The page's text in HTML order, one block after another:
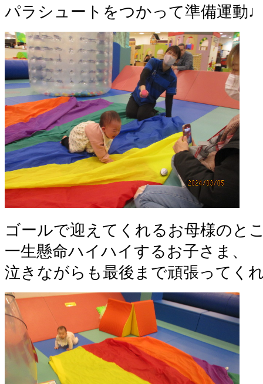
パラシュートをつかって準備運動
ゴールで迎えてくれるお母様のと
一生懸命ハイハイするお子さま、
泣きながらも最後まで頑張ってく